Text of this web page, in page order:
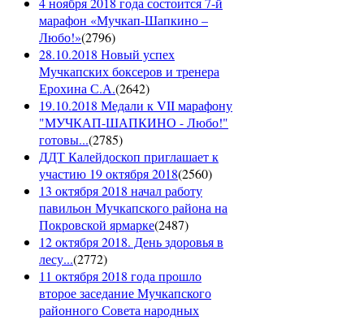
марафон «Мучкап-Шапкино –
Любо!»(2796)
28.10.2018 Новый успех
Мучкапских боксеров и тренера
Ерохина С.А.(2642)
19.10.2018 Медали к VII марафону
"МУЧКАП-ШАПКИНО - Любо!"
готовы...(2785)
ДДТ Калейдоскоп приглашает к
участию 19 октября 2018(2560)
13 октября 2018 начал работу
павильон Мучкапского района на
Покровской ярмарке(2487)
12 октября 2018. День здоровья в
лесу...(2772)
11 октября 2018 года прошло
второе заседание Мучкапского
районного Совета народных